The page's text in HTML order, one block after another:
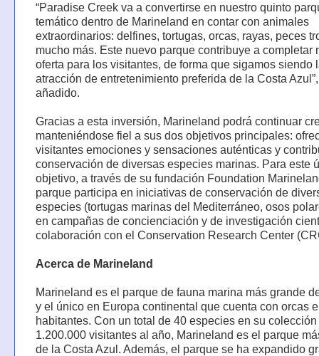
“Paradise Creek va a convertirse en nuestro quinto
temático dentro de Marineland en contar con animales
extraordinarios: delfines, tortugas, orcas, rayas, peces
mucho más. Este nuevo parque contribuye a completar
oferta para los visitantes, de forma que sigamos siendo
atracción de entretenimiento preferida de la Costa
añadido.
Gracias a esta inversión, Marineland podrá continuar
manteniéndose fiel a sus dos objetivos principales:
visitantes emociones y sensaciones auténticas y
conservación de diversas especies marinas. Para este
objetivo, a través de su fundación Foundation
parque participa en iniciativas de conservación de
especies (tortugas marinas del Mediterráneo, osos
en campañas de concienciación y de investigación
colaboración con el Conservation Research Center
Acerca de Marineland
Marineland es el parque de fauna marina más grande
y el único en Europa continental que cuenta con orcas
habitantes. Con un total de 40 especies en su colección
1.200.000 visitantes al año, Marineland es el parque
de la Costa Azul. Además, el parque se ha expandido